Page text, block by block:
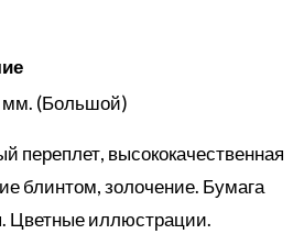
(Большой)
переплет, высококачественная
блинтом, золочение. Бумага
Цветные иллюстрации.